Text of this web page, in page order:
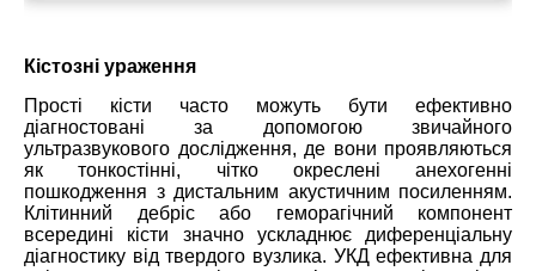
Кістозні ураження
Прості кісти часто можуть бути ефективно
діагностовані за допомогою звичайного
ультразвукового дослідження, де вони проявляються
як тонкостінні, чітко окреслені анехогенні
пошкодження з дистальним акустичним посиленням.
Клітинний дебріс або геморагічний компонент
всередині кісти значно ускладнює диференціальну
діагностику від твердого вузлика. УКД ефективна для